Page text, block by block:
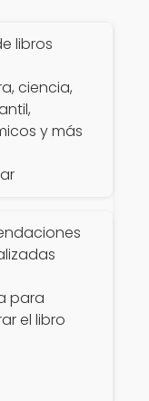
libros
ciencia,
y más
para
el libro